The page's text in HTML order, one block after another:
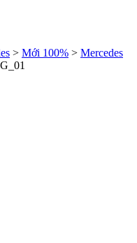
> Mới 100% > Mercedes